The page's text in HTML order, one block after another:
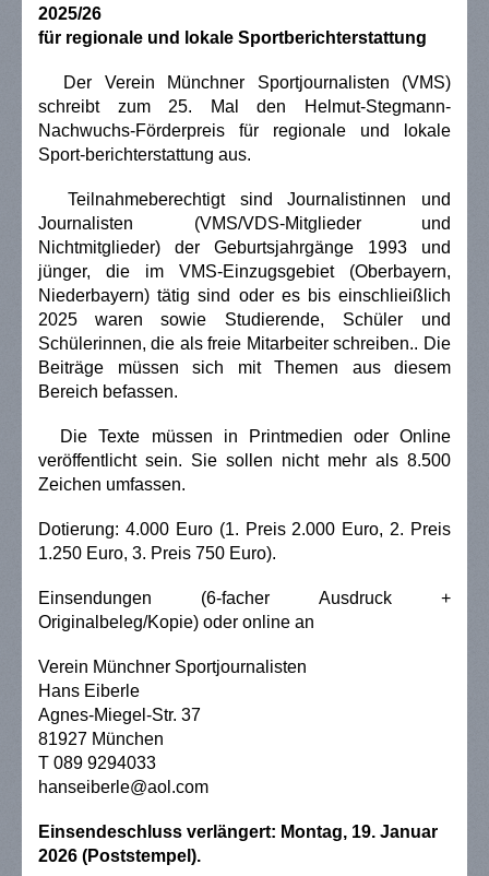
2025/26
für regionale und lokale Sportberichterstattung
Der Verein Münchner Sportjournalisten (VMS)
schreibt zum 25. Mal den Helmut-Stegmann-
Nachwuchs-Förderpreis für regionale und lokale
Sport-berichterstattung aus.
Teilnahmeberechtigt sind Journalistinnen und
Journalisten (VMS/VDS-Mitglieder und
Nichtmitglieder) der Geburtsjahrgänge 1993 und
jünger, die im VMS-Einzugsgebiet (Oberbayern,
Niederbayern) tätig sind oder es bis einschlieißlich
2025 waren
sowie Studierende, Schüler und
Schülerinnen, die als freie Mitarbeiter schreiben.. Die
Beiträge müssen sich mit Themen aus diesem
Bereich befassen.
Die Texte müssen in Printmedien oder Online
veröffentlicht sein. Sie sollen nicht mehr als 8.500
Zeichen umfassen.
Dotierung: 4.000 Euro (1. Preis 2.000 Euro, 2. Preis
1.250 Euro, 3. Preis 750 Euro).
Einsendungen (6-facher Ausdruck +
Originalbeleg/Kopie) oder online an
Verein Münchner Sportjournalisten
Hans Eiberle
Agnes-Miegel-Str. 37
81927 München
T 089 9294033
hanseiberle@aol.com
Einsendeschluss verlängert: Montag, 19. Januar
2026 (Poststempel).